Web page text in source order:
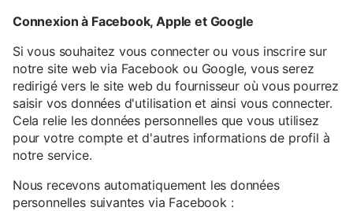
Connexion à Facebook, Apple et Google
Si vous souhaitez vous connecter ou vous inscrire sur
notre site web via Facebook ou Google, vous serez
redirigé vers le site web du fournisseur où vous pourrez
saisir vos données d'utilisation et ainsi vous connecter.
Cela relie les données personnelles que vous utilisez
pour votre compte et d'autres informations de profil à
notre service.
Nous recevons automatiquement les données
personnelles suivantes via Facebook :